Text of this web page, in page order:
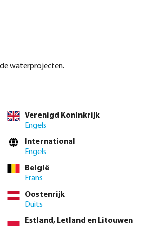
waterprojecten.
Verenigd Koninkrijk
Engels
International
Engels
België
Frans
Oostenrijk
Duits
Estland, Letland en Litouwen